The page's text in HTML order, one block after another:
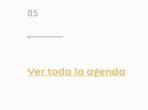
Ver toda la agenda